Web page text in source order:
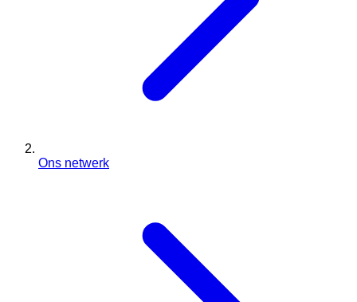
Ons netwerk